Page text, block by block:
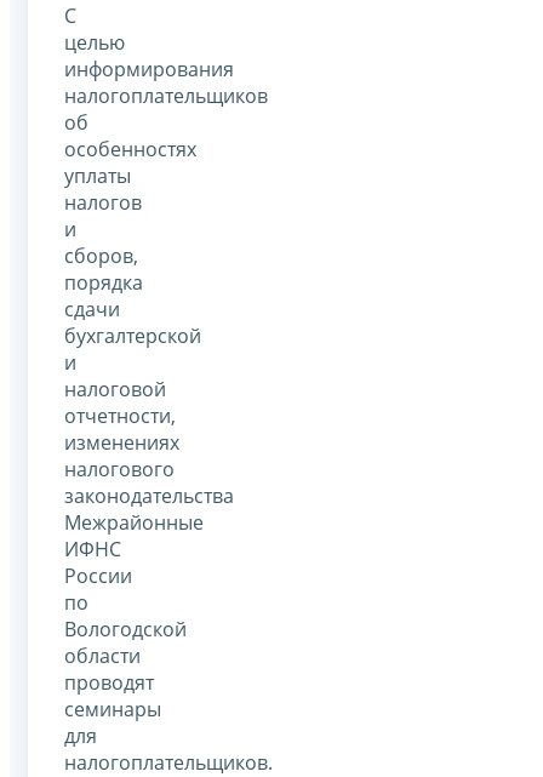
С
целью
информирования
налогоплательщиков
об
особенностях
уплаты
налогов
и
сборов,
порядка
сдачи
бухгалтерской
и
налоговой
отчетности,
изменениях
налогового
законодательства
Межрайонные
ИФНС
России
по
Вологодской
области
проводят
семинары
для
налогоплательщиков.